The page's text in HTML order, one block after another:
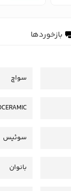
بازخوردها
سواچ
سوئیس
بانوان